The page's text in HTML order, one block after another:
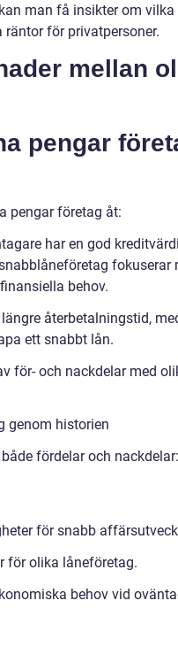
man få insikter om vilka
för privatpersoner.
mellan
pengar
pengar företag åt:
har en god
fokuserar
behov.
återbetalningstid,
ett snabbt lån.
för- och nackdelar med
genom historien
fördelar och nackdelar:
för snabb
för olika låneföretag.
behov vid